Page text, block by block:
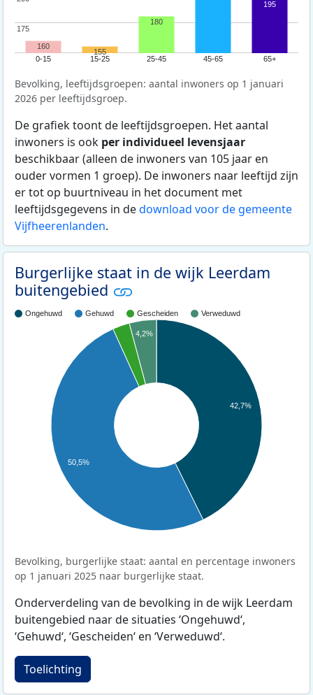
0-15 15-25 25-45 45-65 65+
175
175
160
155
180
195
Bevolking, leeftijdsgroepen: aantal inwoners op 1 januari
2026 per leeftijdsgroep.
De grafiek toont de leeftijdsgroepen. Het aantal
inwoners is ook per individueel levensjaar
beschikbaar (alleen de inwoners van 105 jaar en
ouder vormen 1 groep). De inwoners naar leeftijd zijn
er tot op buurtniveau in het document met
leeftijdsgegevens in dedownload voor de gemeente
Vijfheerenlanden.
Burgerlijke staat in de wijk Leerdam
buitengebied
Ongehuwd Gehuwd Gescheiden Verweduwd
42,7%
4,2%
50,5%
Bevolking, burgerlijke staat: aantal en percentage inwoners
op 1 januari 2025 naar burgerlijke staat.
Onderverdeling van de bevolking in de wijk Leerdam
buitengebied naar de situaties ‘Ongehuwd‘,
‘Gehuwd‘, ‘Gescheiden‘ en ‘Verweduwd‘.
Toelichting